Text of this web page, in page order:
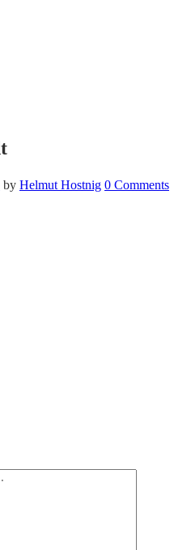
by Helmut Hostnig 0 Comments